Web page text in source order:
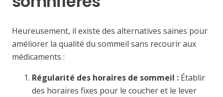
Heureusement, il existe des alternatives saines pour
améliorer la qualité du sommeil sans recourir aux
médicaments :
Régularité des horaires de sommeil : Établir
des horaires fixes pour le coucher et le lever